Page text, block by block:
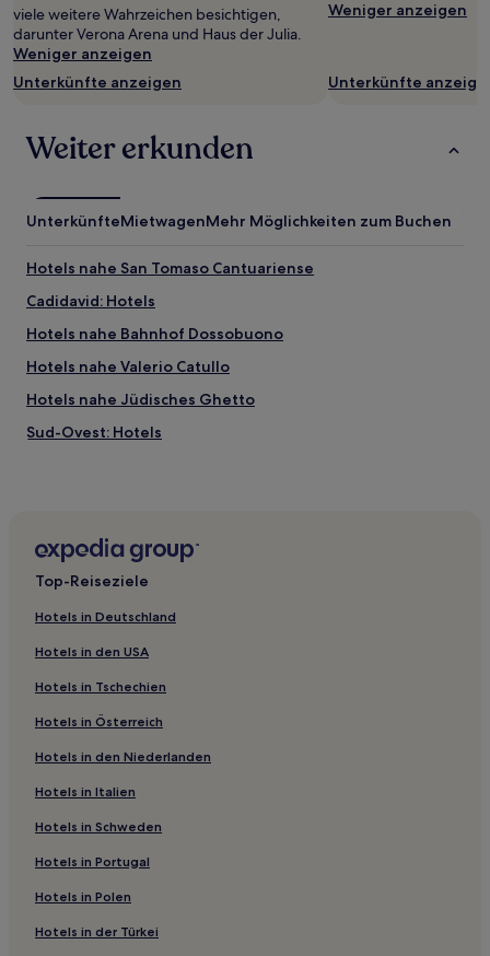
viele weitere Wahrzeichen besichtigen,
darunter Verona Arena und Haus der Julia.
Weniger anzeigen
Unterkünfte anzeigen
Weniger anzeigen
Unterkünfte
Weiter erkunden
UnterkünfteMietwagenMehr Möglichkeiten zum Buchen
Hotels nahe San Tomaso Cantuariense
Cadidavid: Hotels
Hotels nahe Bahnhof Dossobuono
Hotels nahe Valerio Catullo
Hotels nahe Jüdisches Ghetto
Sud-Ovest: Hotels
Hotels nahe Bahnhof Verona Ca' di David
Povegliano Veronese Hotels
Hotels nahe Porta Leoni
Hotels nahe Porta Nuova
Borgo Roma: Hotels
Sud-Est: Hotels
Hotels nahe Verona
Hotels nahe Bahnhof Verona Porta Nuova
Hotels nahe Veronafiere
Hotels nahe Haus des Romeo
Nogarole Rocca Hotels
Villafontana Hotels
Top-Reiseziele
Hotels in Deutschland
Hotels in den USA
Hotels in Tschechien
Hotels in Österreich
Hotels in den Niederlanden
Hotels in Italien
Hotels in Schweden
Hotels in Portugal
Hotels in Polen
Hotels in der Türkei